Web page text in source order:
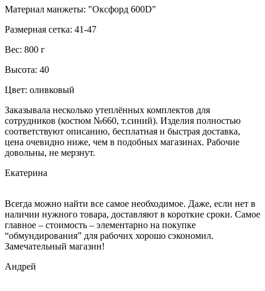
Материал манжеты: "Оксфорд 600D"
Размерная сетка: 41-47
Вес: 800 г
Высота: 40
Цвет: оливковый
Заказывала несколько утеплённых комплектов для
сотрудников (костюм №660, т.синий). Изделия полностью
соответствуют описанию, бесплатная и быстрая доставка,
цена очевидно ниже, чем в подобных магазинах. Рабочие
довольны, не мерзнут.
Екатерина
Всегда можно найти все самое необходимое. Даже, если нет в
наличии нужного товара, доставляют в короткие сроки. Самое
главное – стоимость – элементарно на покупке
“обмундирования” для рабочих хорошо сэкономил.
Замечательный магазин!
Андрей